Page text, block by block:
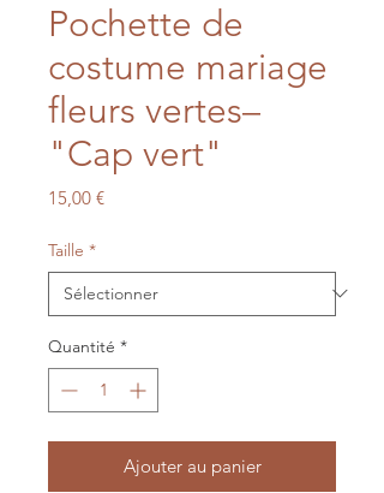
Pochette de
costume mariage
fleurs vertes–
"Cap vert"
15,00 €Prix
Taille *
Quantité *
Ajouter au panier